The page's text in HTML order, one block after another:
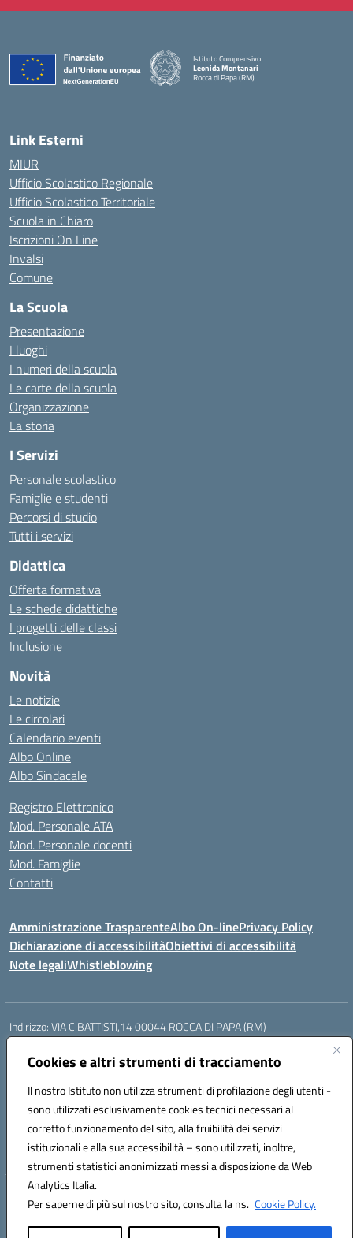
Cookies e altri strumenti di tracciamento
Il nostro Istituto non utilizza strumenti di profilazione degli utenti -
sono utilizzati esclusivamente cookies tecnici necessari al
corretto funzionamento del sito, alla fruibilità dei servizi
istituzionali e alla sua accessibilità – sono utilizzati, inoltre,
strumenti statistici anonimizzati messi a disposizione da Web
Analytics Italia.
Per saperne di più sul nostro sito, consulta la ns. Cookie Policy.
Istituto Comprensivo
Leonida Montanari
Rocca di Papa (RM)
— Visita la pagina iniziale della scuola
Link Esterni
MIUR
Ufficio Scolastico Regionale
Ufficio Scolastico Territoriale
Scuola in Chiaro
Iscrizioni On Line
Invalsi
Comune
La Scuola
Presentazione
I luoghi
I numeri della scuola
Le carte della scuola
Organizzazione
La storia
I Servizi
Personale scolastico
Famiglie e studenti
Percorsi di studio
Tutti i servizi
Didattica
Offerta formativa
Le schede didattiche
I progetti delle classi
Inclusione
Novità
Le notizie
Le circolari
Calendario eventi
Albo Online
Albo Sindacale
Registro Elettronico
Mod. Personale ATA
Mod. Personale docenti
Mod. Famiglie
Contatti
Amministrazione TrasparenteAlbo On-linePrivacy Policy
Dichiarazione di accessibilitàObiettivi di accessibilità
Note legaliWhistleblowing
Indirizzo:VIA C.BATTISTI,14 00044 ROCCA DI PAPA (RM)
Centralino:
Posta elettronica certificata (PEC):rmic8aq00n@pec.istruzione.it
Codice fiscale: 84002620585
Codice meccanografico:RMIC8AQ00N
Codice Indice delle Pubbliche Amministrazioni (IPA): istsc_rmic8aq00n
Codice unico di fatturazione (CUF): 7JVJUU
Hosting & Powered by 3D Solution S.r.l.
Concept & Design by Designers Italia